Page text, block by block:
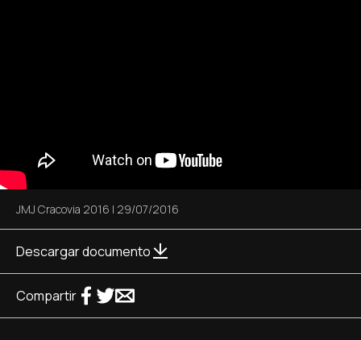
JMJ Cracovia 2016 | 29/07/2016
Descargar documento
Compartir